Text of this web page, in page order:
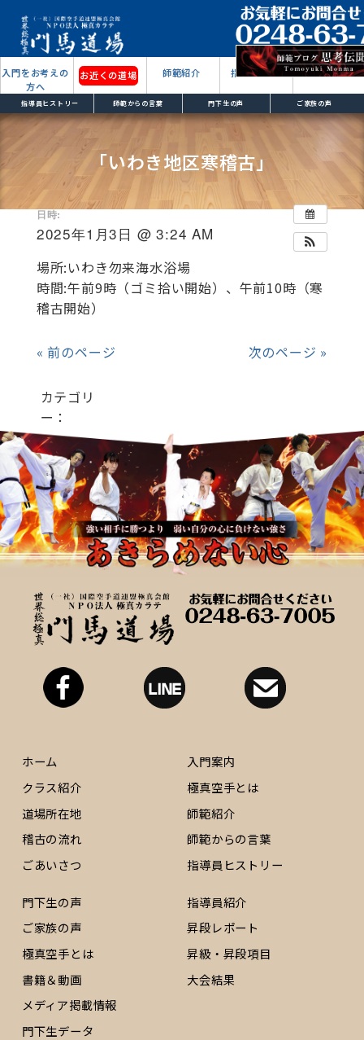
入門をお考えの
方へ
お近くの道場 師範紹介 指導員紹介 もっと見る
指導員ヒストリー 師範からの言葉 門下生の声 ご家族の声
「いわき地区寒稽古」 2024/10/28
日時:
2025年1月3日 @ 3:24 AM
場所:いわき勿来海水浴場
時間:午前9時（ゴミ拾い開始）、午前10時（寒
稽古開始）
« 前のページ 次のページ »
カテゴリ
ー：
ホーム
クラス紹介
道場所在地
稽古の流れ
ごあいさつ
入門案内
極真空手とは
師範紹介
師範からの言葉
指導員ヒストリー
門下生の声
ご家族の声
極真空手とは
書籍＆動画
メディア掲載情報
門下生データ
指導員紹介
昇段レポート
昇級・昇段項目
大会結果